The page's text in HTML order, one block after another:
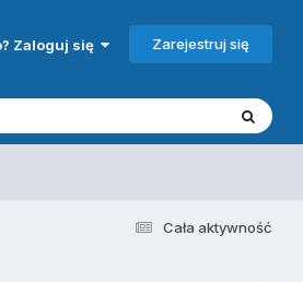
Zaloguj się Zarejestruj się
Cała aktywność